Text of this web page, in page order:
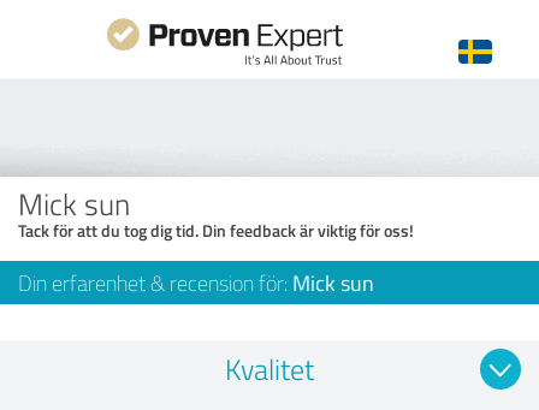
Mick sun
Tack för att du tog dig tid. Din feedback är viktig för oss!
Din erfarenhet & recension för: Mick sun
Kvalitet